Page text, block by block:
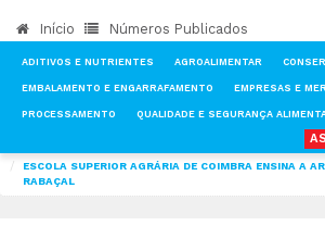
Início Números Publicados
ADITIVOS E NUTRIENTES AGROALIMENTAR
EMBALAMENTO E ENGARRAFAMENTO EMPRESAS E
PROCESSAMENTO QUALIDADE E SEGURANÇA
ESCOLA SUPERIOR AGRÁRIA DE COIMBRA ENSINA A
RABAÇAL